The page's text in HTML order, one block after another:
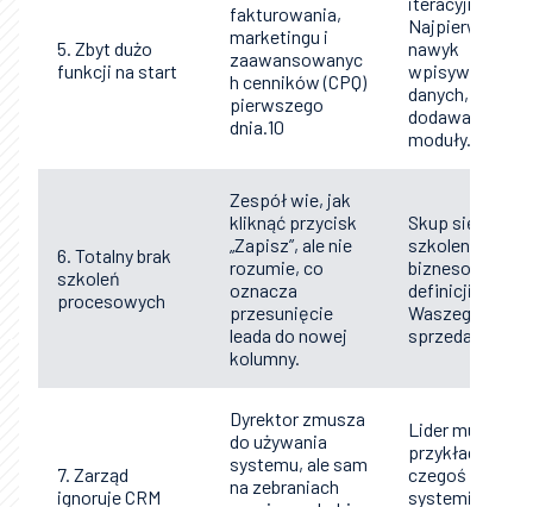
5. Zbyt dużo
funkcji na start
fakturowania,
marketingu i
zaawansowanyc
h cenników (CPQ)
pierwszego
dnia.10
Najpierw
nawyk
wpisywania
danych, a
dodawaj
moduły.
6. Totalny brak
szkoleń
procesowych
Zespół wie, jak
kliknąć przycisk
„Zapisz”, ale nie
rozumie, co
oznacza
przesunięcie
leada do nowej
kolumny.
Skup się na
szkoleniu z
biznesowej i
definicji
Waszego cyklu
7. Zarząd
ignoruje CRM
Dyrektor zmusza
do używania
systemu, ale sam
na zebraniach
Lider musi
przykład. Jeśli
czegoś nie ma
systemie,